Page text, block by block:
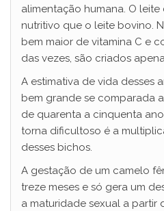
alimentação humana. O leite
nutritivo que o leite bovino.
bem maior de vitamina C e
das vezes, são criados
A estimativa de vida desses
bem grande se comparada
de quarenta a cinquenta
torna dificultoso é a
desses bichos.
A gestação de um camelo
treze meses e só gera um
a maturidade sexual a partir